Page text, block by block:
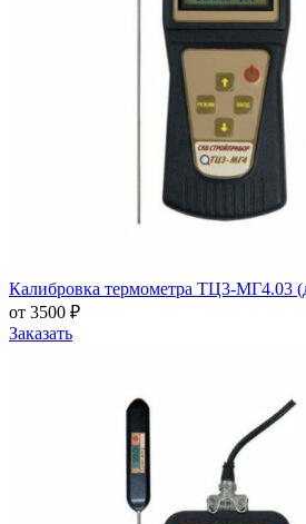
Калибровка термометра ТЦ3-МГ4.03
от 3500 ₽
Заказать